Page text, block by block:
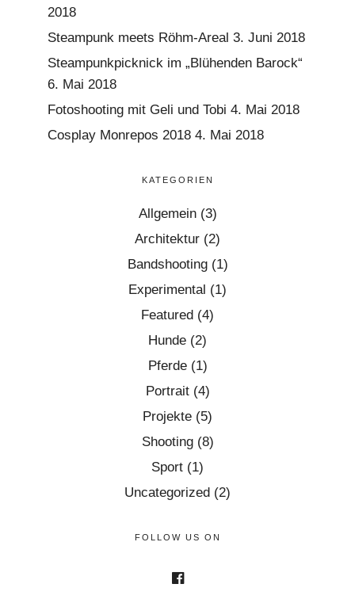
2018
Steampunk meets Röhm-Areal 3. Juni 2018
Steampunkpicknick im „Blühenden Barock“
6. Mai 2018
Fotoshooting mit Geli und Tobi 4. Mai 2018
Cosplay Monrepos 2018 4. Mai 2018
KATEGORIEN
Allgemein(3)
Architektur (2)
Bandshooting(1)
Experimental (1)
Featured (4)
Hunde (2)
Pferde(1)
Portrait(4)
Projekte (5)
Shooting(8)
Sport (1)
Uncategorized (2)
FOLLOW US ON